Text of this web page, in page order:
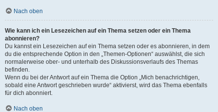
Nach oben
Wie kann ich ein Lesezeichen auf ein Thema setzen oder ein Thema
abonnieren?
Du kannst ein Lesezeichen auf ein Thema setzen oder es abonnieren, in dem
du die entsprechende Option in den „Themen-Optionen“ auswählst, die sich
normalerweise ober- und unterhalb des Diskussionsverlaufs des Themas
befinden.
Wenn du bei der Antwort auf ein Thema die Option „Mich benachrichtigen,
sobald eine Antwort geschrieben wurde“ aktivierst, wird das Thema ebenfalls
für dich abonniert.
Nach oben